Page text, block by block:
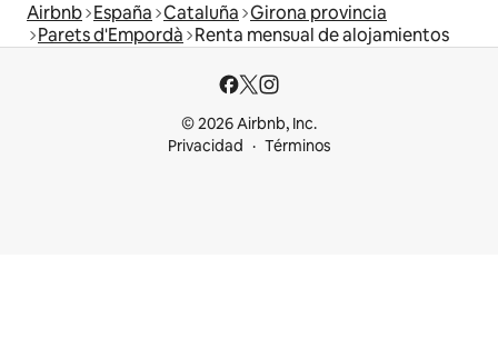
Airbnb España Cataluña Girona provincia
Parets d'Empordà Renta mensual de alojamientos
© 2026 Airbnb, Inc.
Privacidad
Términos